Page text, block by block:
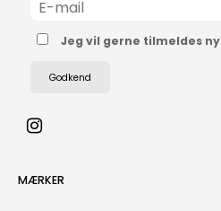
Jeg vil gerne tilmeldes
Godkend
MÆRKER